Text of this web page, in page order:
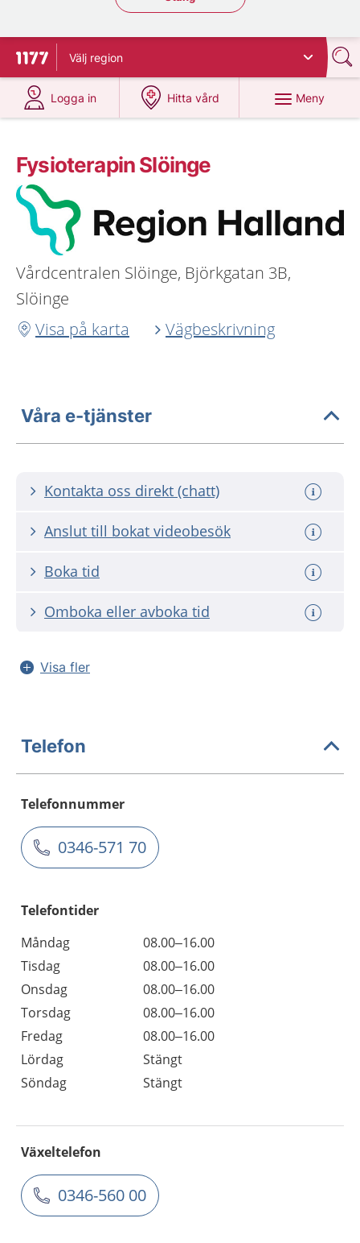
Till startsidan för 1177
Välj region
Logga in
på 1177.se
Hitta vård
på 1177.se
Meny
Fysioterapin Slöinge
Vårdcentralen Slöinge, Björkgatan 3B,
Slöinge
Visa på karta
Vägbeskrivning
Våra e-tjänster
Kontakta oss direkt (chatt)
Anslut till bokat videobesök
Boka tid
Omboka eller avboka tid
Visa fler
Telefon
Telefonnummer
0346-571 70
Telefontider
Måndag
08.00–16.00
Tisdag
08.00–16.00
Onsdag
08.00–16.00
Torsdag
08.00–16.00
Fredag
08.00–16.00
Lördag
Stängt
Söndag
Stängt
Växeltelefon
0346-560 00